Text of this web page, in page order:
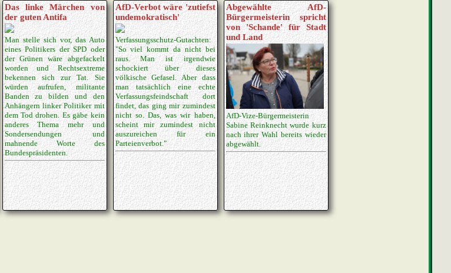
Das linke Märchen von
der guten Antifa
Man stelle sich vor, das Auto
eines Politikers der SPD oder
der Grünen wäre abgefackelt
worden und Rechtsextreme
bekennen sich zur Tat. Sie
würden aufrufen, militante
Banden zu bilden und den
Anhängern linker Politiker mit
dem Tod drohen. Es gäbe kein
anderes Thema mehr und
Sondersendungen und
mahnende Worte des
Bundespräsidenten.
AfD-Verbot wäre 'zutiefst
undemokratisch'
Verfassungsschutz-Gutachten:
"So viel kommt da nicht bei
raus. Man ist irgendwie
schockiert über dieses
völkische Gefasel. Aber dass
man tatsächlich eine echte
Verfassungsfeindschaft dort
findet, das ging mir zumindest
nicht so. Das, was wir haben,
scheint mir zumindest nicht
auszureichen für ein
Parteienverbot."
Abgewählte AfD-
Bürgermeisterin spricht
von 'Schande' für Stadt
und Land
AfD-Vize-Bürgermeisterin
Sabine Reinknecht wurde kurz
nach ihrer Wahl bereits wieder
abgewählt.